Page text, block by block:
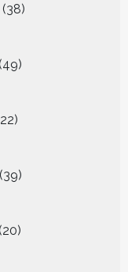
38
producten
49
producten
22
producten
39
producten
20
producten